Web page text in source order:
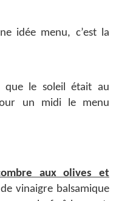
idée menu, c’est la
que le soleil était au
un midi le menu
aux olives et
vinaigre balsamique